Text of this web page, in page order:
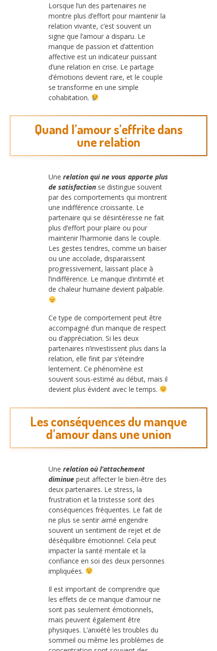
Lorsque l’un des partenaires ne
montre plus d’effort pour maintenir la
relation vivante, c’est souvent un
signe que l’amour a disparu. Le
manque de passion et d’attention
affective est un indicateur puissant
d’une relation en crise. Le partage
d’émotions devient rare, et le couple
se transforme en une simple
cohabitation.
Quand l’amour s’effrite dans
une relation
Une relation qui ne vous apporte plus
de satisfaction se distingue souvent
par des comportements qui montrent
une indifférence croissante. Le
partenaire qui se désintéresse ne fait
plus d’effort pour plaire ou pour
maintenir l’harmonie dans le couple.
Les gestes tendres, comme un baiser
ou une accolade, disparaissent
progressivement, laissant place à
l’indifférence. Le manque d’intimité et
de chaleur humaine devient palpable.
Ce type de comportement peut être
accompagné d’un manque de respect
ou d’appréciation. Si les deux
partenaires n’investissent plus dans la
relation, elle finit par s’éteindre
lentement. Ce phénomène est
souvent sous-estimé au début, mais il
devient plus évident avec le temps.
Les conséquences du manque
d’amour dans une union
Une relation où l’attachement
diminue peut affecter le bien-être des
deux partenaires. Le stress, la
frustration et la tristesse sont des
conséquences fréquentes. Le fait de
ne plus se sentir aimé engendre
souvent un sentiment de rejet et de
déséquilibre émotionnel. Cela peut
impacter la santé mentale et la
confiance en soi des deux personnes
impliquées.
Il est important de comprendre que
les effets de ce manque d’amour ne
sont pas seulement émotionnels,
mais peuvent également être
physiques. L’anxiété les troubles du
sommeil ou même les problèmes de